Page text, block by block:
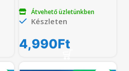
Átvehető üzletünkben
Készleten
4,990Ft